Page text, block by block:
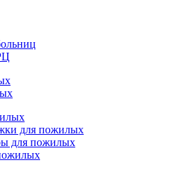
для пожилых
для пожилых